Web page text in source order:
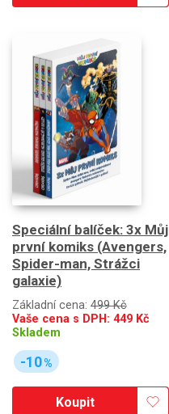
Speciální balíček: 3x Můj
první komiks (Avengers,
Spider-man, Strážci
galaxie)
Základní cena: 499 Kč
Vaše cena s DPH: 449 Kč
Skladem
-10%
Koupit